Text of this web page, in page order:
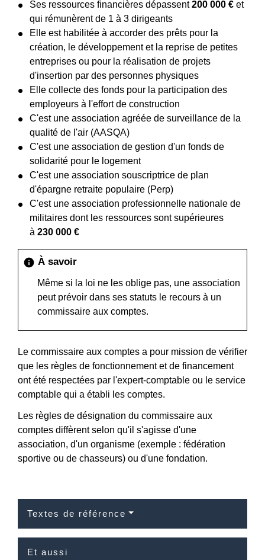
Ses ressources financières dépassent200 000 € et
qui rémunèrent de 1 à 3 dirigeants
Elle est habilitée à accorder des prêts pour la
création, le développement et la reprise de petites
entreprises ou pour la réalisation de projets
d'insertion par des personnes physiques
Elle collecte des fonds pour la participation des
employeurs à l'effort de construction
C'est une association agréée de surveillance de la
qualité de l'air (AASQA)
C'est une association de gestion d'un fonds de
solidarité pour le logement
C'est une association souscriptrice de plan
d'épargne retraite populaire (Perp)
C'est une association professionnelle nationale de
militaires dont les ressources sont supérieures
à 230 000 €
info À savoir
Même si la loi ne les oblige pas, une association
peut prévoir dans ses statuts le recours à un
commissaire aux comptes.
Le commissaire aux comptes a pour mission de vérifier
que les règles de fonctionnement et de financement
ont été respectées par l'expert-comptable ou le service
comptable qui a établi les comptes.
Les règles de désignation du commissaire aux
comptes diffèrent selon qu'il s'agisse d'une
association, d'un organisme (exemple : fédération
sportive ou de chasseurs) ou d'une fondation.
Textes de référence
Et aussi